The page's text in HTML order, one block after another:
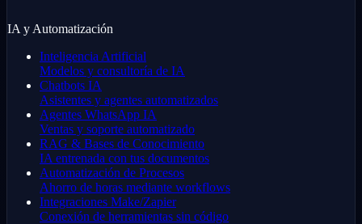
IA y Automatización
Inteligencia Artificial
Modelos y consultoría de IA
Chatbots IA
Asistentes y agentes automatizados
Agentes WhatsApp IA
Ventas y soporte automatizado
RAG & Bases de Conocimiento
IA entrenada con tus documentos
Automatización de Procesos
Ahorro de horas mediante workflows
Integraciones Make/Zapier
Conexión de herramientas sin código